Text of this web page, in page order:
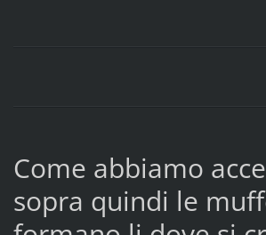
Come abbiamo
sopra quindi le